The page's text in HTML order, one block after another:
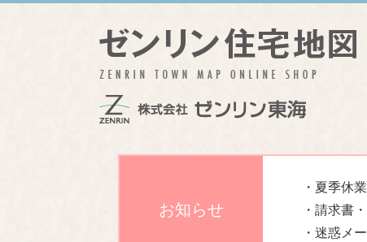
お知らせ
・夏季休
・請求書
・迷惑メ